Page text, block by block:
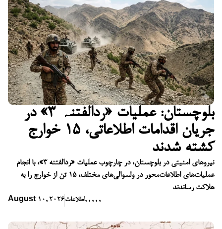
بلوچستان: عملیات «ردالفتنہ ۳» در
جریان اقدامات اطلاعاتی، ۱۵ خوارج
کشته شدند
نیروهای امنیتی در بلوچستان، در چارچوب عملیات «ردالفتنه ۳»، با انجام
عملیات‌های اطلاعات‌محور در ولسوالی‌های مختلف، ۱۵ تن از خوارج را به
هلاکت رساندند
August 10, 2026اطلاعات, , , , ,